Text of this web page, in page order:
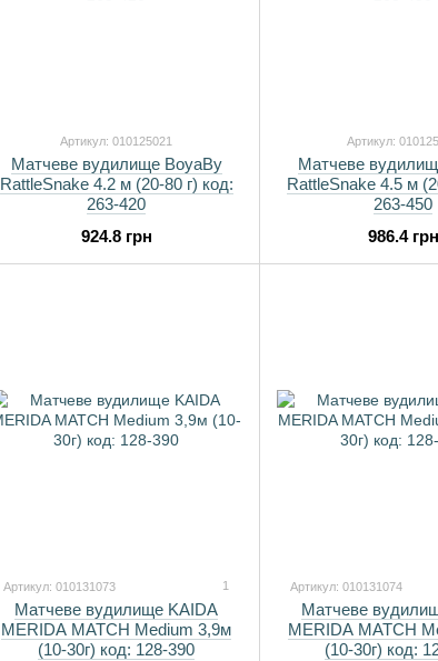
Артикул: 010125021
Матчеве вудилище BoyaBy
RattleSnake 4.2 м (20-80 г) код:
263-420
924.8 грн
Артикул:
Матчеве
RattleSnake 4.5 м
263-450
986.4 грн
Артикул: 010131073 1
Матчеве вудилище KAIDA
MERIDA MATCH Medium 3,9м
(10-30г) код: 128-390
Артикул: 010131074
Матчеве
MERIDA MATCH
(10-30г) код: